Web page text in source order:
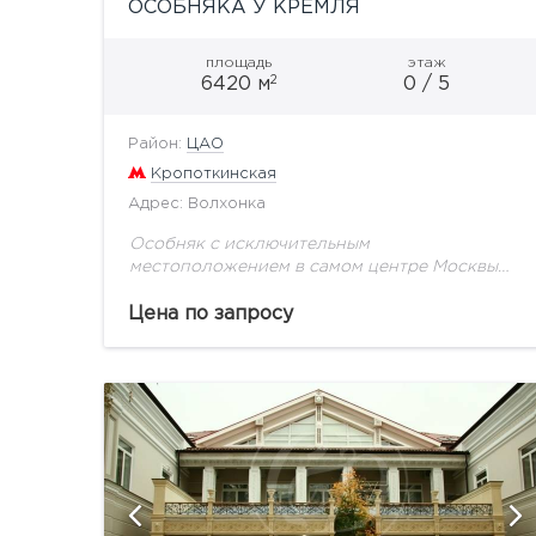
ОСОБНЯКА У КРЕМЛЯ
площадь
6420 м2
этаж
0 / 5
Район: ЦАО
Кропоткинская
Адрес: Волхонка
Особняк с исключительным
местоположением в самом центре Москвы
открывается изумительные виды на
Цена по запросу
показать ещё 14 фотографий